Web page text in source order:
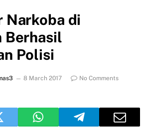
Narkoba di
Berhasil
Polisi
8 March 2017
No Comments